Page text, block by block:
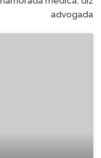
advogada